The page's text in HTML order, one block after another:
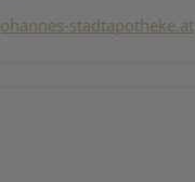
stadtapotheke.at